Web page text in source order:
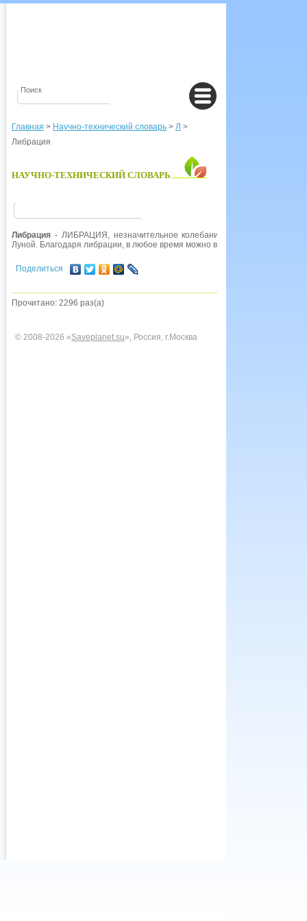
Главная > Научно-технический словарь > Л >
Либрация
НАУЧНО-ТЕХНИЧЕСКИЙ СЛОВАРЬ
Либрация - ЛИБРАЦИЯ, незначительное колебание небесного тела.
Луной. Благодаря либрации, в любое время можно видеть 59% лунной
Поделиться
Прочитано: 2296 раз(а)
© 2008-2026 «Saveplanet.su», Россия, г.Москва